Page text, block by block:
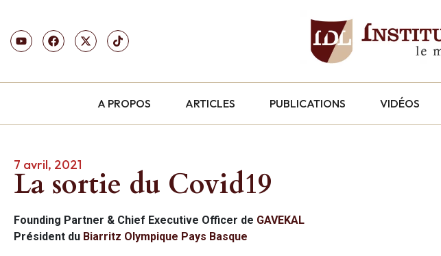
A PROPOS ARTICLES PUBLICATIONS VIDÉOS
7 avril, 2021
La sortie du Covid19
Founding Partner & Chief Executive Officer de GAVEKAL
Président du Biarritz Olympique Pays Basque